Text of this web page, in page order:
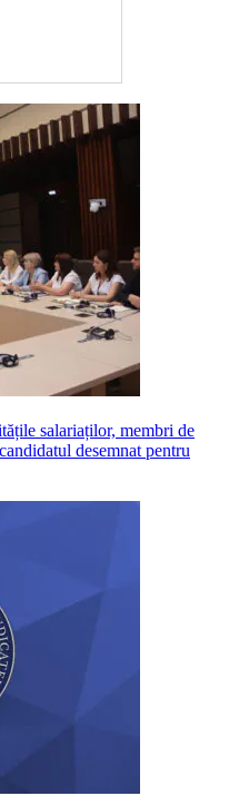
salariaților, membri de
desemnat pentru